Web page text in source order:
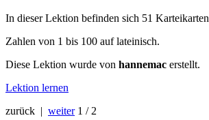
In dieser Lektion befinden sich 51 Karteikarten
Zahlen von 1 bis 100 auf lateinisch.
Diese Lektion wurde von hannemac erstellt.
Lektion lernen
zurück | weiter 1 / 2